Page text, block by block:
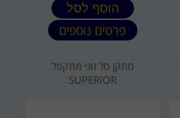
הוסף לסל
פרטים נוספים
מתקן סל זוגי מתקפל
SUPERIOR